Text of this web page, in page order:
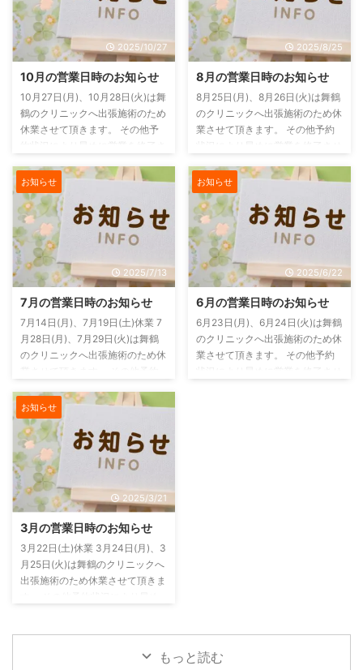
2025/10/27
10月の営業日時のお知らせ
10月27日(月)、10月28日(火)は舞
鶴のクリニックへ出張施術のため
休業させて頂きます。 その他予
ご予約の方はお早めにご連絡をお
願いいたします。 電話がつなが
らない場合もありますのでその場
合には、ご連絡はLINE または お
問い合わせフォーム からお願い
します。
2025/8/25
8月の営業日時のお知らせ
8月25日(月)、8月26日(火)は舞鶴
のクリニックへ出張施術のため休
業させて頂きます。 その他予約
予約の方はお早めにご連絡をお願
いいたします。 電話がつながら
ない場合もありますのでその場合
には、ご連絡はLINE または お問
い合わせフォーム からお願いし
ます。
お知らせ
2025/7/13
7月の営業日時のお知らせ
7月14日(月)、7月19日(土)休業 7
月28日(月)、7月29日(火)は舞鶴
のクリニックへ出張施術のため休
ていただく場合もありますのでご
予約の方はお早めにご連絡をお願
いいたします。 電話がつながら
ない場合もありますのでその場合
には、ご連絡はLINE または お問
い合わせフォーム からお願いし
ます。
お知らせ
2025/6/22
6月の営業日時のお知らせ
6月23日(月)、6月24日(火)は舞鶴
のクリニックへ出張施術のため休
業させて頂きます。 その他予約
お知らせ
2025/3/21
3月の営業日時のお知らせ
3月22日(土)休業 3月24日(月)、3
月25日(火)は舞鶴のクリニックへ
出張施術のため休業させて頂きま
電話がつながらない場合もありまもっと読む